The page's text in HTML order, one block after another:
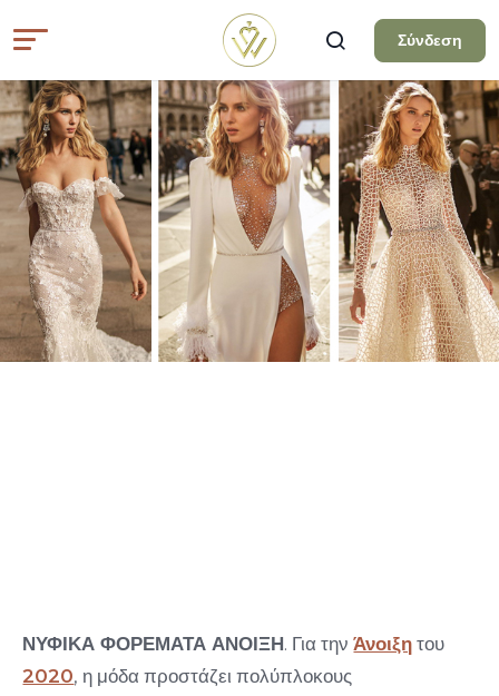
Σύνδεση
ΝΥΦΙΚΑ ΦΟΡΕΜΑΤΑ ΑΝΟΙΞΗ. Για τηνΆνοιξη του
2020, η μόδα προστάζει πολύπλοκους